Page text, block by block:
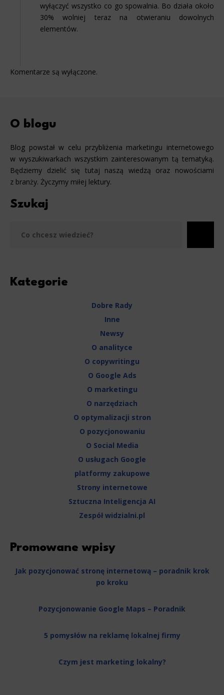
wyłączyć wszystko co go spowalnia. Bo działa około
30% wolniej teraz na otwieraniu dowolnych
elementów.
Komentarze są wyłączone.
O blogu
Blog powstał w celu przybliżenia marketingu internetowego
w wyszukiwarkach wszystkim zainteresowanym tą tematyką.
Będziemy dzielić się tutaj naszą wiedzą oraz nowościami
z branży. Życzymy miłej lektury.
Szukaj
Kategorie
Dobre Rady
Inne
Newsy
O analityce
O copywritingu
O Google Ads
O marketingu
O narzędziach
O optymalizacji stron
O pozycjonowaniu
O Social Media
O usługach Google
platformy zakupowe
Strony internetowe
Sztuczna Inteligencja AI
Zespół widzialni.pl
Promowane wpisy
Jak pozycjonować stronę internetową – poradnik krok
po kroku
Pozycjonowanie Google Maps – Poradnik
5 pomysłów na reklamę lokalnej firmy
Czym jest marketing lokalny?